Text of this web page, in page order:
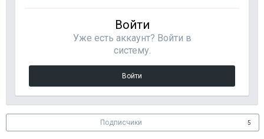
Войти
Уже есть аккаунт? Войти в
систему.
Войти
Подписчики 5